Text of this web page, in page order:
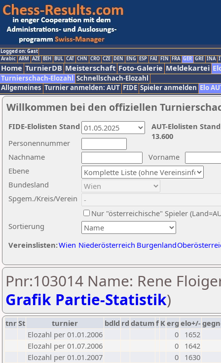
Logged on: Gast
Arabic ARM AZE BIH BUL CAT CHN CRO CZE DEN ENG ESP FAI FIN FRA GER GRE INA
Home TurnierDB Meisterschaft Foto-Galerie Meldekartei
Turnierschach-Elozahl Schnellschach-Elozahl
Allgemeines Turnier anmelden: AUT FIDE Spieler anmelden Elo
Willkommen bei den offiziellen
Nachname
Vorname
Ebene
Sortierung
Personennummer
Bundesland
Spgem./Kreis/Verein
Nur "österreichische" Spieler
Vereinslisten:Wien Niederösterreich Burgenland
AUT-Elolisten
13.600
FIDE-Elolisten Stand
Pnr:103014 Name: Rene
Grafik Partie-Statistik)
tnrSt turnier bdld rd datumf Kerg elo+/-
Elozahl per 01.01.2006
0
1652
Elozahl per 01.07.2006
0
1642
Elozahl per 01.01.2007
0
1630